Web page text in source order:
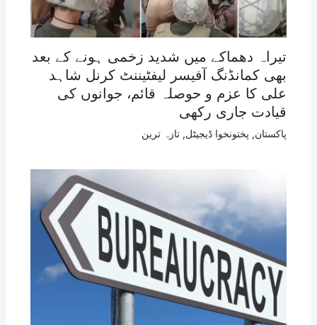
تیراہ دھماکے میں شدید زخمی ہونے کے بعد
بھی کمانڈنگ آفیسر لیفٹیننٹ کرنل شاہد
علی کا عزم و حوصلہ قائم، جوانوں کی
قیادت جاری رکھی
پاکستان پختونخوا ڈیجیٹل تازہ ترین